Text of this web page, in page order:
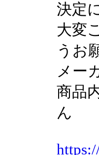
決定
大変
うお
メー
商品
ん